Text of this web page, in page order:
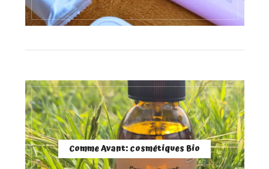
Comme Avant: cosmétiques Bio